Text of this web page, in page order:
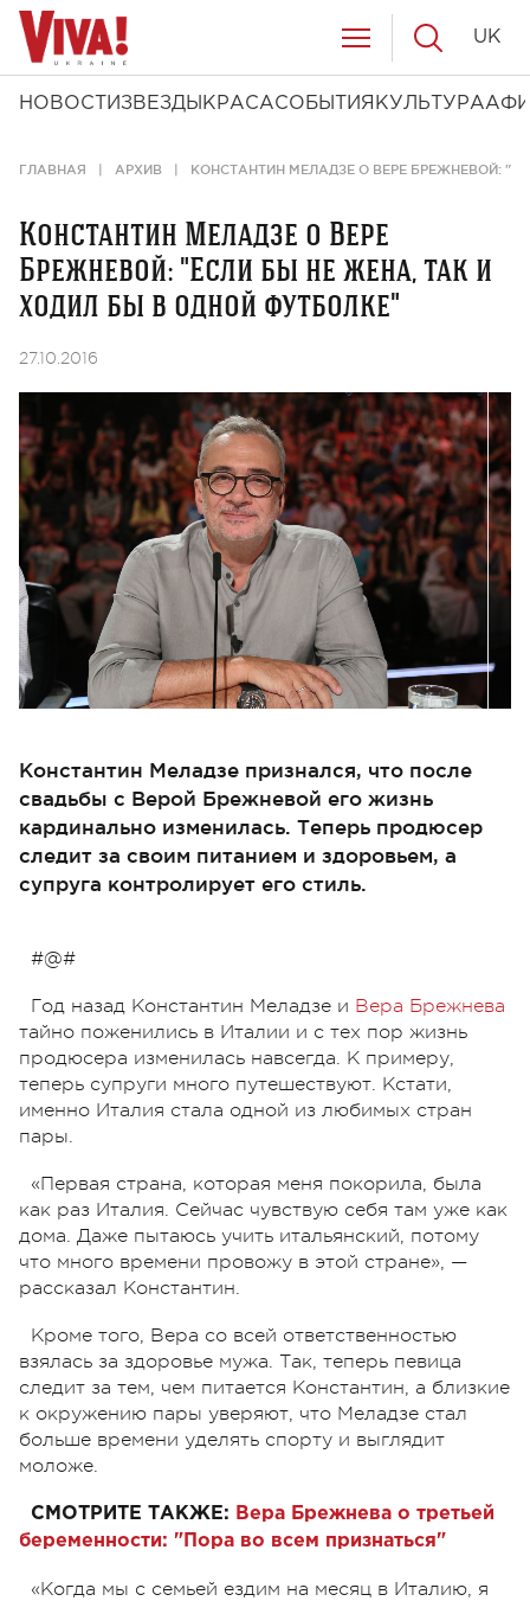
НОВОСТИ ЗВЕЗДЫ КРАСАСОБЫТИЯ КУЛЬТУРА
UK
ГЛАВНАЯ АРХИВ КОНСТАНТИН МЕЛАДЗЕ О ВЕРЕ БРЕЖНЕВОЙ:
Константин Меладзе о Вере
Брежневой: "Если бы не жена, так и
ходил бы в одной футболке"
27.10.2016
Константин Меладзе признался, что после
свадьбы с Верой Брежневой его жизнь
кардинально изменилась. Теперь продюсер
следит за своим питанием и здоровьем, а
супруга контролирует его стиль.
#@#
Год назад Константин Меладзе и Вера Брежнева
тайно поженились в Италии и с тех пор жизнь
продюсера изменилась навсегда. К примеру,
теперь супруги много путешествуют. Кстати,
именно Италия стала одной из любимых стран
пары.
«Первая страна, которая меня покорила, была
как раз Италия. Сейчас чувствую себя там уже как
дома. Даже пытаюсь учить итальянский, потому
что много времени провожу в этой стране», —
рассказал Константин.
Кроме того, Вера со всей ответственностью
взялась за здоровье мужа. Так, теперь певица
следит за тем, чем питается Константин, а близкие
к окружению пары уверяют, что Меладзе стал
больше времени уделять спорту и выглядит
моложе.
СМОТРИТЕ ТАКЖЕ: Вера Брежнева о третьей
беременности: "Пора во всем признаться"
«Когда мы с семьей ездим на месяц в Италию, я